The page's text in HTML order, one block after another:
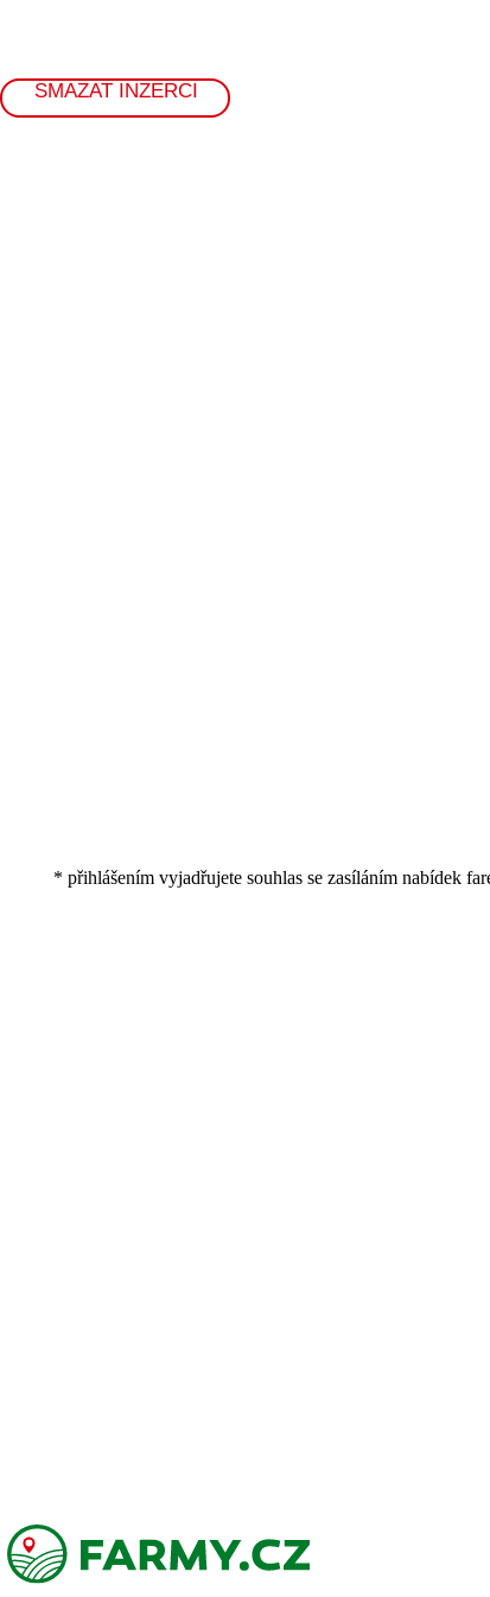
SMAZAT INZERCI
* přihlášením vyjadřujete souhlas se zasíláním nabídek